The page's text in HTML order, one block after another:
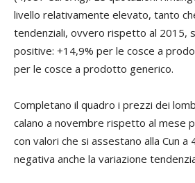
livello relativamente elevato, tanto
tendenziali, ovvero rispetto al 2015,
positive: +14,9% per le cosce a
per le cosce a prodotto generico.
Completano il quadro i prezzi dei
calano a novembre rispetto al mese
con valori che si assestano alla Cun a
negativa anche la variazione